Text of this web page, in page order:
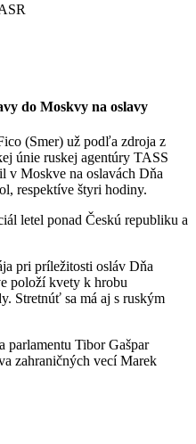
do Moskvy na oslavy
(Smer) už podľa zdroja z
únie ruskej agentúry TASS
v Moskve na oslavách Dňa
respektíve štyri hodiny.
letel ponad Českú republiku a
pri príležitosti osláv Dňa
položí kvety k hrobu
Stretnúť sa má aj s ruským
parlamentu Tibor Gašpar
zahraničných vecí Marek